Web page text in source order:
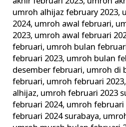
umroh alhijaz february 2023,
2024, umroh awal februari,
2023, umroh awal februari
februari, umroh bulan
februari 2023, umroh bulan
desember februari, umroh di
februari, umroh februari 2023,
alhijaz, umroh februari 2023
februari 2024, umroh februari
februari 2024 surabaya,